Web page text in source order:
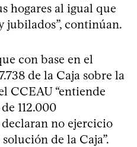
hogares al igual que
jubilados”, continúan.
con base en el
de la Caja sobre la
CCEAU “entiende
112.000
no ejercicio
de la Caja”.